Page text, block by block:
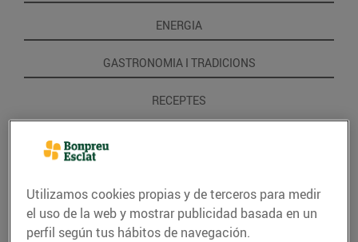
ENERGIA
GASTRONOMIA I TRADICIONS
RECEPTES
Utilizamos cookies propias y de terceros para medir
el uso de la web y mostrar publicidad basada en un
perfil según tus hábitos de navegación.